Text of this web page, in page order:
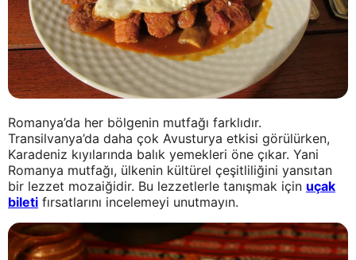
Romanya’da her bölgenin mutfağı farklıdır.
Transilvanya’da daha çok Avusturya etkisi görülürken,
Karadeniz kıyılarında balık yemekleri öne çıkar. Yani
Romanya mutfağı, ülkenin kültürel çeşitliliğini yansıtan
bir lezzet mozaiğidir. Bu lezzetlerle tanışmak için uçak
bileti fırsatlarını incelemeyi unutmayın.